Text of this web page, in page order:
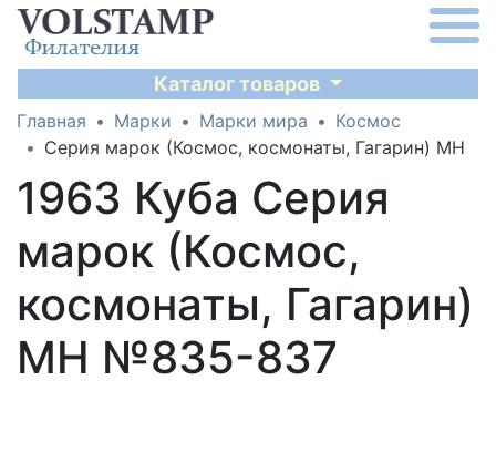
Каталог товаров
Главная Марки Марки мира
Космос
Серия марок (Космос, космонаты, Гагарин) MH
1963 Куба Серия
марок (Космос,
космонаты, Гагарин)
MH №835-837